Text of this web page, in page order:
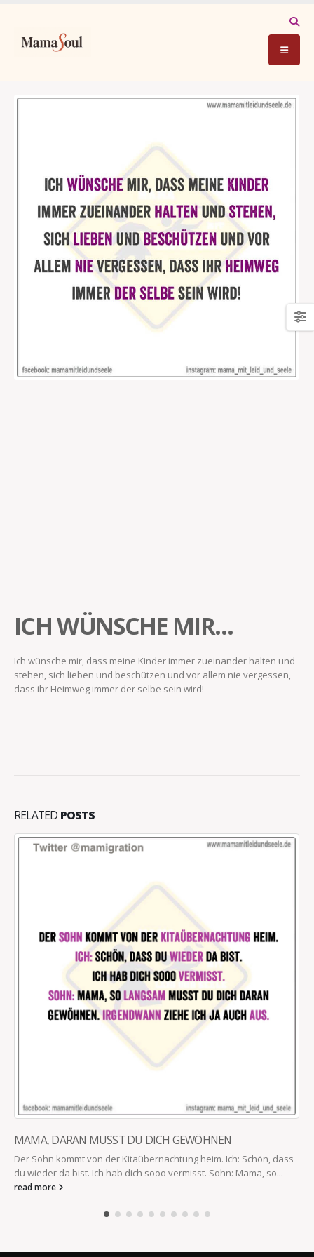
ICH WÜNSCHE MIR…
Ich wünsche mir, dass meine Kinder immer zueinander halten und
stehen, sich lieben und beschützen und vor allem nie vergessen,
dass ihr Heimweg immer der selbe sein wird!
RELATED POSTS
MAMA, DARAN MUSST DU DICH GEWÖHNEN
Der Sohn kommt von der Kitaübernachtung heim. Ich: Schön, dass
du wieder da bist. Ich hab dich sooo vermisst. Sohn: Mama, so...
read more